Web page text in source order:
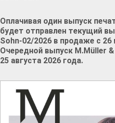
Оплачивая один выпуск
будет отправлен текущий
Sohn-02/2026 в продаже с 26
Очередной выпуск M.Müller
25 августа 2026 года.